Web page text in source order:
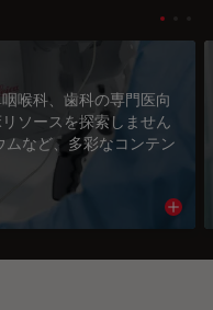
喉科、歯科の専門医向
ソースを探索しません
など、多彩なコンテン